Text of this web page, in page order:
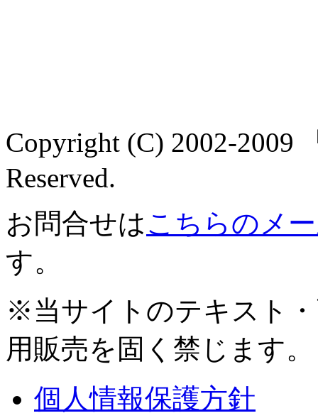
Copyright (C) 2002-2009
Reserved.
お問合せはこちらのメ
す。
※当サイトのテキスト
用販売を固く禁じます。
個人情報保護方針